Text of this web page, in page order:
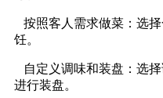
按照客人需求做菜：选
饪。
自定义调味和装盘：选
进行装盘。